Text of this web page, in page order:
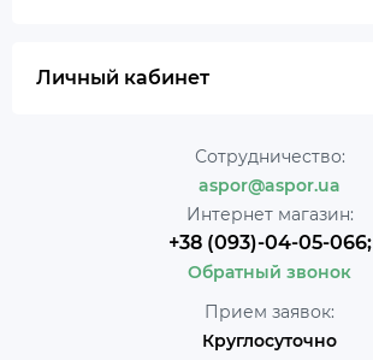
Личный кабинет
Сотрудничество:
aspor@aspor.ua
Интернет магазин:
+38 (093)-04-05-066;
Обратный звонок
Прием заявок:
Круглосуточно